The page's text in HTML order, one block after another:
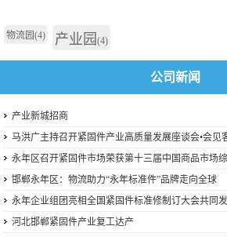
物流园(4) 产业园 (4)
公司新闻
产业新城招商
马洪广主持召开紧固件产业高质量发展座谈会•会见
永年区召开紧固件市场荣获第十三届中国商品市场
会
邯郸永年区：物流助力“永年标准件”品牌走向全球
永年企业组团亮相全国紧固件标准修制订大会共同
河北邯郸紧固件产业复工达产